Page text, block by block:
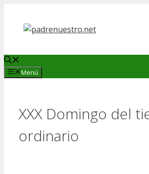
contenido
Menú
XXX Domingo del
ordinario